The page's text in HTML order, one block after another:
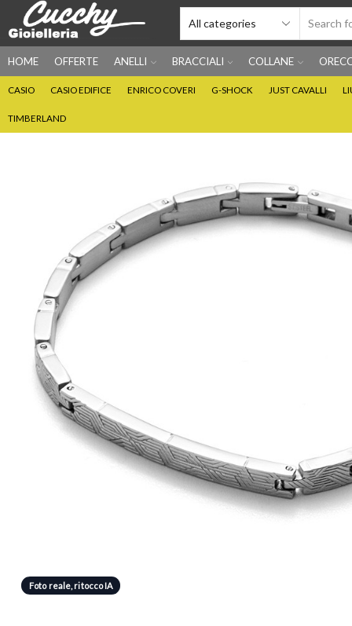
HOME OFFERTE ANELLI BRACCIALI COLLANE
CASIO CASIO EDIFICE ENRICO COVERI G-SHOCK JUST CAVALLI
TIMBERLAND
Foto reale, ritocco IA